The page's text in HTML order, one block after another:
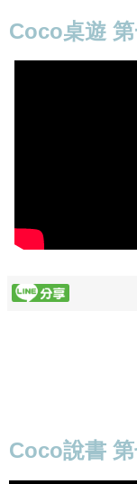
Coco桌遊 第
Coco說書 第